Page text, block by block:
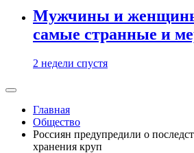
Мужчины и
самые странные и
2 недели спустя
Главная
Общество
Россиян предупредили о
хранения круп